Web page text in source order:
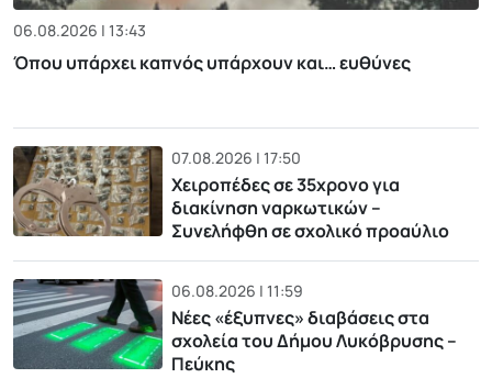
06.08.2026 | 13:43
Όπου υπάρχει καπνός υπάρχουν και… ευθύνες
07.08.2026 | 17:50
Χειροπέδες σε 35χρονο για
διακίνηση ναρκωτικών –
Συνελήφθη σε σχολικό προαύλιο
06.08.2026 | 11:59
Νέες «έξυπνες» διαβάσεις στα
σχολεία του Δήμου Λυκόβρυσης –
Πεύκης